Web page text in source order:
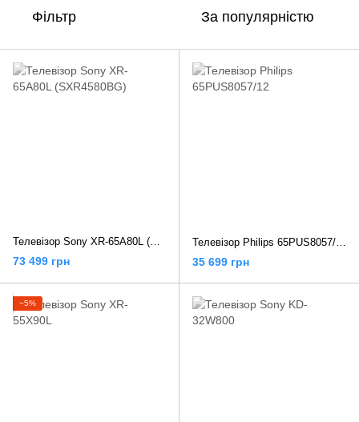
Фільтр За популярністю
Телевізор Sony XR-65A80L (SXR4580BG)
73 499 грн
Телевізор Philips 65PUS8057/12
35 699 грн
−5%